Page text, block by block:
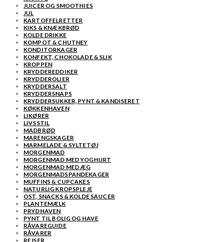
JUICER OG SMOOTHIES
JUL
KARTOFFELRETTER
KIKS & KNÆKBRØD
KOLDE DRIKKE
KOMPOT & CHUTNEY
KONDITORKAGER
KONFEKT, CHOKOLADE & SLIK
KROPPEN
KRYDDEREDDIKER
KRYDDEROLIER
KRYDDERSALT
KRYDDERSNAPS
KRYDDERSUKKER, PYNT & KANDISERET
KØKKENHAVEN
LIKØRER
LIVSSTIL
MADBRØD
MARENGSKAGER
MARMELADE & SYLTETØJ
MORGENMAD
MORGENMAD MED YOGHURT
MORGENMAD MED ÆG
MORGENMADSPANDEKAGER
MUFFINS & CUPCAKES
NATURLIG KROPSPLEJE
OST, SNACKS & KOLDE SAUCER
PLANTEMÆLK
PRYDHAVEN
PYNT TIL BOLIG OG HAVE
RÅVAREGUIDE
RÅVARER
REJSER